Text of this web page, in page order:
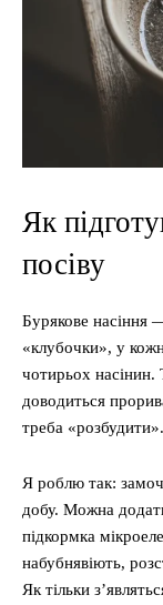
Як
посіву
Бурякове насіння
«клубочки», у
чотирьох насінин.
доводиться
треба «розбудити».
Я роблю так:
добу. Можна
підкормка
набубнявіють,
Як тільки